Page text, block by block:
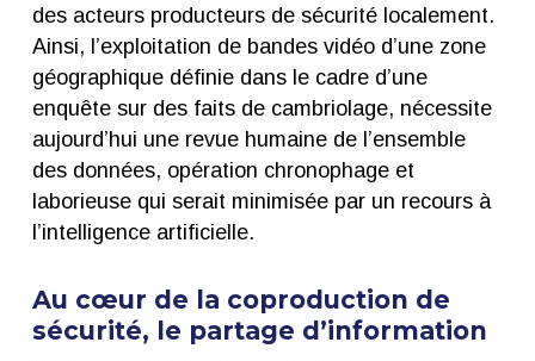
des acteurs producteurs de sécurité localement.
Ainsi, l’exploitation de bandes vidéo d’une zone
géographique définie dans le cadre d’une
enquête sur des faits de cambriolage, nécessite
aujourd’hui une revue humaine de l’ensemble
des données, opération chronophage et
laborieuse qui serait minimisée par un recours à
l’intelligence artificielle.
Au cœur de la coproduction de
sécurité, le partage d’information